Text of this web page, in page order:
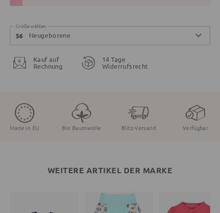
Größe wählen
56 Neugeborene
Kauf auf
Rechnung
14 Tage
Widerrufsrecht
Made in EU Bio Baumwolle Blitz-Versand Verfügbar
WEITERE ARTIKEL DER MARKE